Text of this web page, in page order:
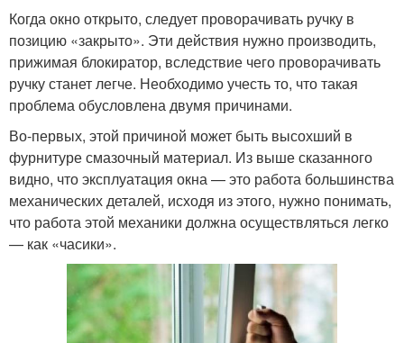
Когда окно открыто, следует проворачивать ручку в
позицию «закрыто». Эти действия нужно производить,
прижимая блокиратор, вследствие чего проворачивать
ручку станет легче. Необходимо учесть то, что такая
проблема обусловлена двумя причинами.
Во-первых, этой причиной может быть высохший в
фурнитуре смазочный материал. Из выше сказанного
видно, что эксплуатация окна — это работа большинства
механических деталей, исходя из этого, нужно понимать,
что работа этой механики должна осуществляться легко
— как «часики».